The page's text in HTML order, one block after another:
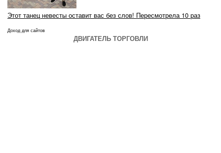
Этот танец невесты оставит вас без слов! Пересмотрела 10 раз
Доход для сайтов
ДВИГАТЕЛЬ ТОРГОВЛИ